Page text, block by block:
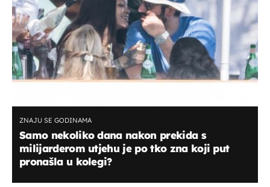
ZNAJU SE GODINAMA
Samo nekoliko dana nakon prekida s
milijarderom utjehu je po tko zna koji put
pronašla u kolegi?